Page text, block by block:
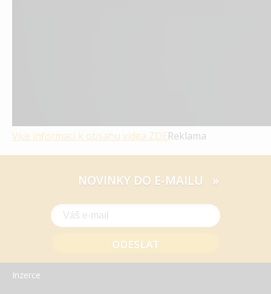
Více informací k obsahu videa ZDEReklama
NOVINKY DO E-MAILU »
Inzerce